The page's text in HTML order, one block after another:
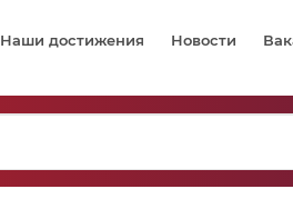
Наши достижения Новости